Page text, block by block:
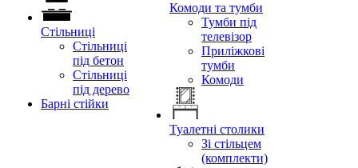
Стільниці
Стільниці
під бетон
Стільниці
під дерево
Барні стійки
Комоди та тумби
Тумби під
телевізор
Приліжкові
тумби
Комоди
Туалетні столики
Зі стільцем
(комплекти)